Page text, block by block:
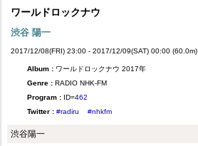
ワールドロックナウ
渋谷 陽一
2017/12/08(FRI) 23:00 - 2017/12/09(SAT) 00:00 (60.0m)
Album : ワールドロックナウ 2017年
Genre : RADIO NHK-FM
Program : ID=462
Twitter : #radiru #nhkfm
渋谷陽一